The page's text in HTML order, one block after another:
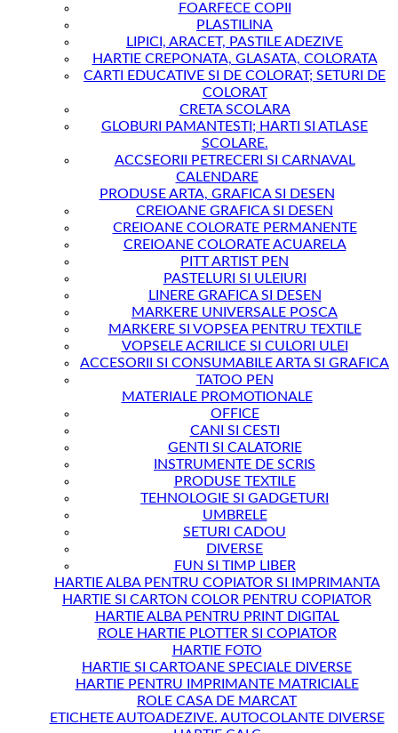
FOARFECE COPII
PLASTILINA
LIPICI, ARACET, PASTILE ADEZIVE
HARTIE CREPONATA, GLASATA, COLORATA
CARTI EDUCATIVE SI DE COLORAT; SETURI DE
COLORAT
CRETA SCOLARA
GLOBURI PAMANTESTI; HARTI SI ATLASE
SCOLARE.
ACCSEORII PETRECERI SI CARNAVAL
CALENDARE
PRODUSE ARTA, GRAFICA SI DESEN
CREIOANE GRAFICA SI DESEN
CREIOANE COLORATE PERMANENTE
CREIOANE COLORATE ACUARELA
PITT ARTIST PEN
PASTELURI SI ULEIURI
LINERE GRAFICA SI DESEN
MARKERE UNIVERSALE POSCA
MARKERE SI VOPSEA PENTRU TEXTILE
VOPSELE ACRILICE SI CULORI ULEI
ACCESORII SI CONSUMABILE ARTA SI GRAFICA
TATOO PEN
MATERIALE PROMOTIONALE
OFFICE
CANI SI CESTI
GENTI SI CALATORIE
INSTRUMENTE DE SCRIS
PRODUSE TEXTILE
TEHNOLOGIE SI GADGETURI
UMBRELE
SETURI CADOU
DIVERSE
FUN SI TIMP LIBER
HARTIE ALBA PENTRU COPIATOR SI IMPRIMANTA
HARTIE SI CARTON COLOR PENTRU COPIATOR
HARTIE ALBA PENTRU PRINT DIGITAL
ROLE HARTIE PLOTTER SI COPIATOR
HARTIE FOTO
HARTIE SI CARTOANE SPECIALE DIVERSE
HARTIE PENTRU IMPRIMANTE MATRICIALE
ROLE CASA DE MARCAT
ETICHETE AUTOADEZIVE. AUTOCOLANTE DIVERSE